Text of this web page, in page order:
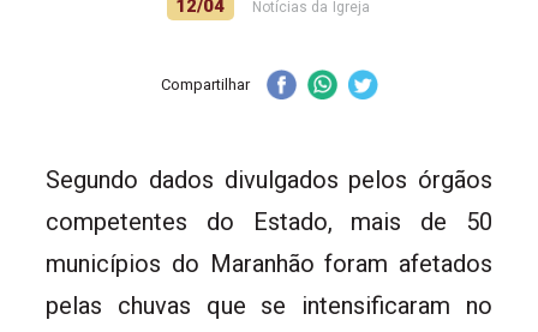
12/04 Notícias da Igreja
Compartilhar
Segundo dados divulgados pelos órgãos
competentes do Estado, mais de 50
municípios do Maranhão foram afetados
pelas chuvas que se intensificaram no